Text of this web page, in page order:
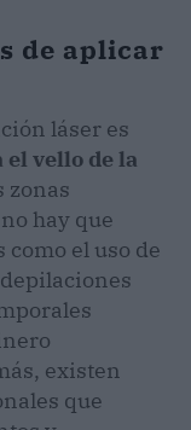
de aplicar
láser es
vello de la
zonas
hay que
el uso de
existen
que